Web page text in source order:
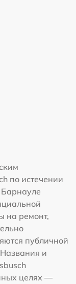
по истечении
на ремонт,
публичной
и
целях —